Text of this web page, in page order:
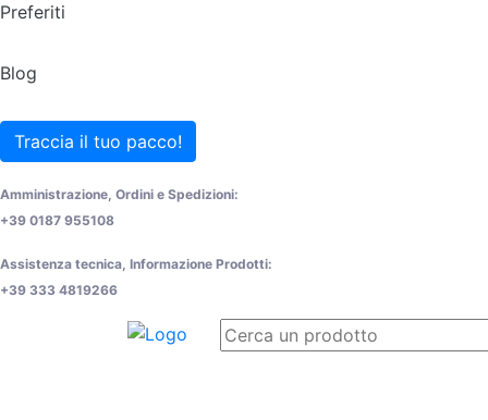
Preferiti
Blog
Traccia il tuo pacco!
Amministrazione, Ordini e Spedizioni:
+39 0187 955108
Assistenza tecnica, Informazione Prodotti:
+39 333 4819266